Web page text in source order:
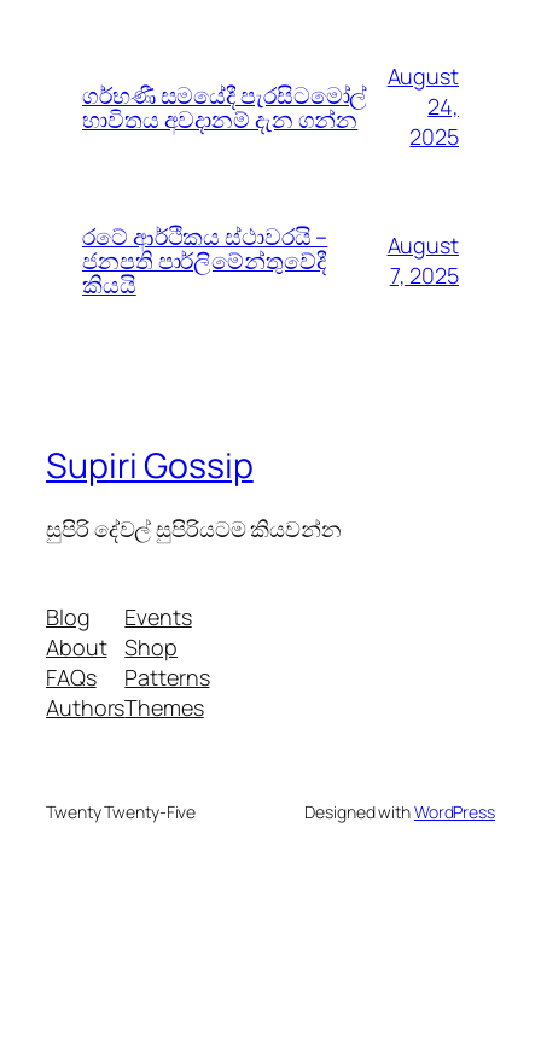
ගර්භණී සමයේදී පැරසිටමෝල්
භාවිතය අවදානම් දැන ගන්න
August
24,
2025
රටේ ආර්ථිකය ස්ථාවරයි –
ජනපති පාර්ලිමේන්තුවේදී
කියයි
August
7, 2025
Supiri Gossip
සුපිරි දේවල් සුපිරියටම කියවන්න
Blog
About
FAQs
Authors
Events
Shop
Patterns
Themes
Twenty Twenty-Five Designed withWordPress